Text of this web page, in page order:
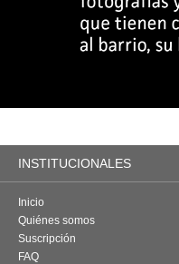
INSTITUCIONALES
Inicio
Quiénes somos
Suscripción
FAQ